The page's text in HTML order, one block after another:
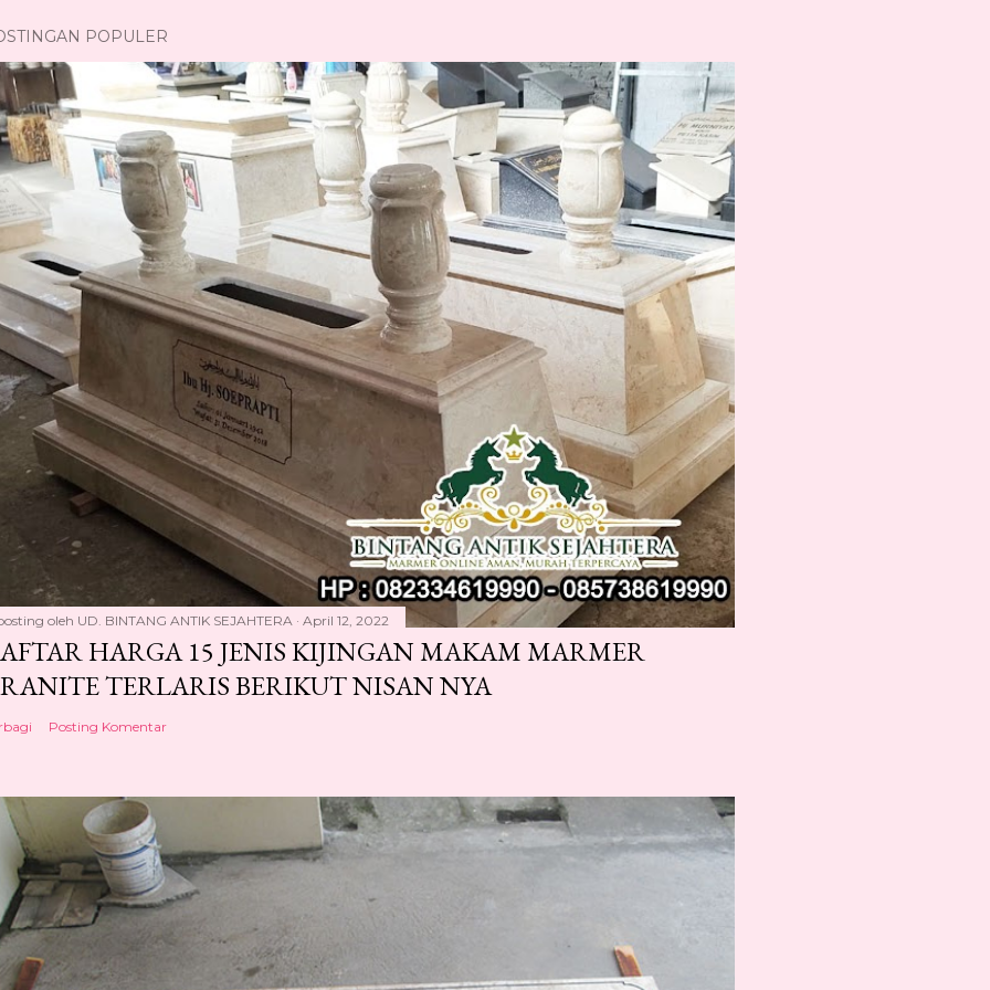
POPULER
oleh UD. BINTANG ANTIK SEJAHTERA April 12, 2022
HARGA 15 JENIS KIJINGAN MAKAM MARMER
TERLARIS BERIKUT NISAN NYA
Posting Komentar